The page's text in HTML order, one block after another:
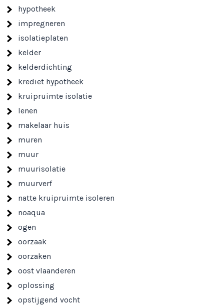
hypotheek
impregneren
isolatieplaten
kelder
kelderdichting
krediet hypotheek
kruipruimte isolatie
lenen
makelaar huis
muren
muur
muurisolatie
muurverf
natte kruipruimte isoleren
noaqua
ogen
oorzaak
oorzaken
oost vlaanderen
oplossing
opstijgend vocht